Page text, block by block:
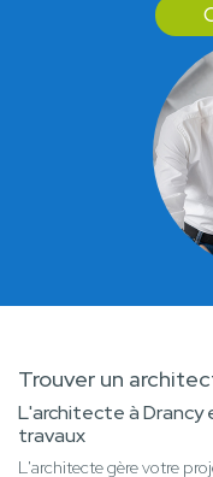
Trouver un
L'architecte à
travaux
L'architecte gère votre